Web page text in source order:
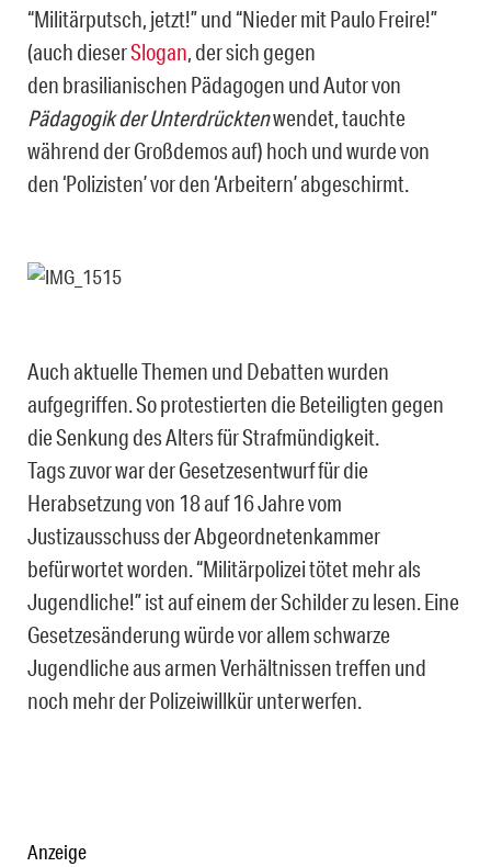
“Militärputsch, jetzt!” und “Nieder mit Paulo Freire!”
(auch dieserSlogan, der sich gegen
den brasilianischen Pädagogen und Autor von
Pädagogik der Unterdrücktenwendet, tauchte
während der Großdemos auf) hoch und wurde von
den ‘Polizisten’ vor den ‘Arbeitern’ abgeschirmt.
Auch aktuelle Themen und Debatten wurden
aufgegriffen. So protestierten die Beteiligten gegen
die Senkung des Alters für Strafmündigkeit.
Tags zuvor war der Gesetzesentwurf für die
Herabsetzung von 18 auf 16 Jahre vom
Justizausschuss der Abgeordnetenkammer
befürwortet worden. “Militärpolizei tötet mehr als
Jugendliche!” ist auf einem der Schilder zu lesen. Eine
Gesetzesänderung würde vor allem schwarze
Jugendliche aus armen Verhältnissen treffen und
noch mehr der Polizeiwillkür unterwerfen.
Anzeige